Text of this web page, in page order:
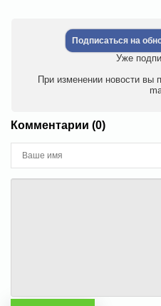
Подписаться на
Уже
При изменении новости вы
Комментарии (0)